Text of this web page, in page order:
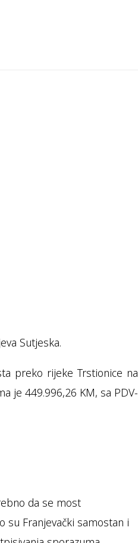
Sutjeska.
preko rijeke Trstionice na
je 449.996,26 KM, sa PDV-
da se most
Franjevački samostan i